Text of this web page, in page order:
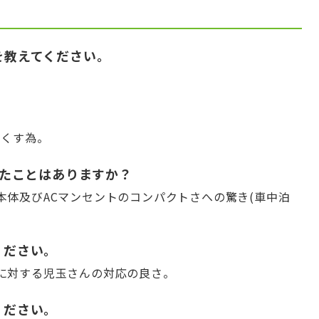
えてください。
す為。
ことはありますか？
及びACマンセントのコンパクトさへの驚き(車中泊
さい。
する児玉さんの対応の良さ。
さい。